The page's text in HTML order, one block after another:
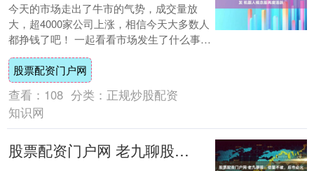
今天的市场走出了牛市的气势，成交量放
大，超4000家公司上涨，相信今天大多数人
都挣钱了吧！ 一起看看市场发生了什么事
情。 英伟达上央视 小米集团直线拉升 7月
2....
股票配资门户网
查看： 108 分类： 正规炒股配资
知识网
股票配资门户网 老九聊股：倍量不破，后市必火，这是强势股启动的前奏！